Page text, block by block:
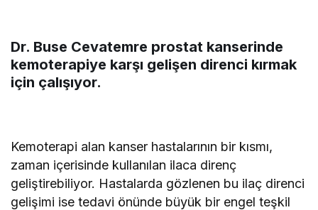
Dr. Buse Cevatemre prostat kanserinde
kemoterapiye karşı gelişen direnci kırmak
için çalışıyor.
Kemoterapi alan kanser hastalarının bir kısmı,
zaman içerisinde kullanılan ilaca direnç
geliştirebiliyor. Hastalarda gözlenen bu ilaç direnci
gelişimi ise tedavi önünde büyük bir engel teşkil